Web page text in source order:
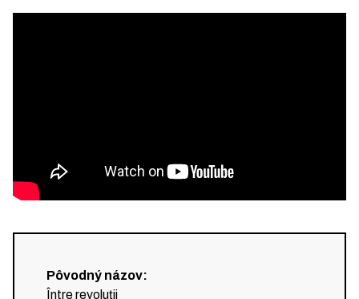
Pôvodný názov:
Între revoluții